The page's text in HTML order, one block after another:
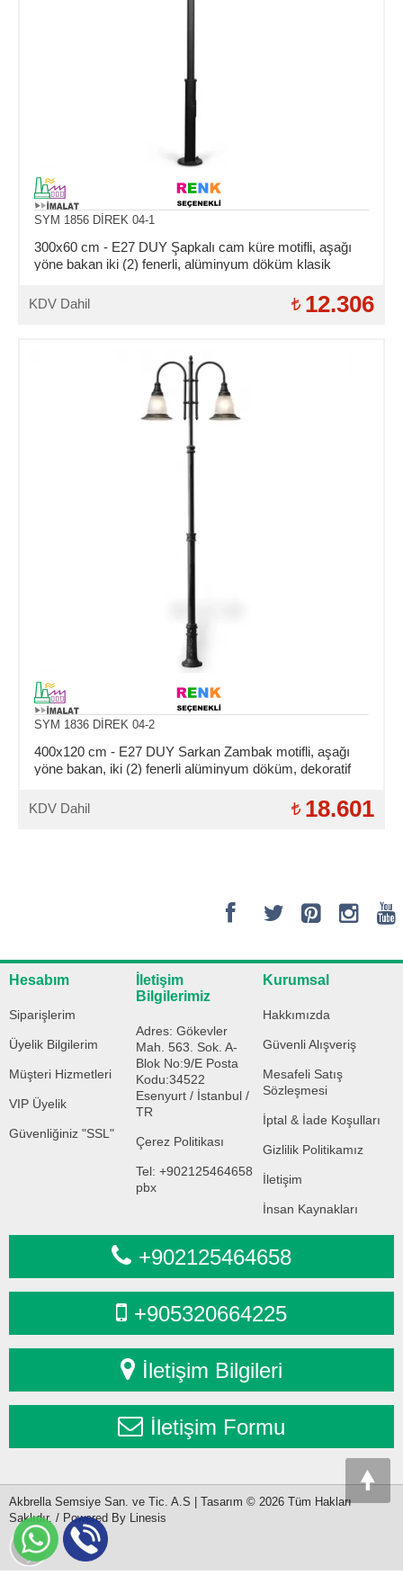
SYM 1856 DİREK 04-1
300x60 cm - E27 DUY Şapkalı cam küre motifli, aşağı
yöne bakan iki (2) fenerli, alüminyum döküm klasik
KDV Dahil
12.306
SYM 1836 DİREK 04-2
400x120 cm - E27 DUY Sarkan Zambak motifli, aşağı
yöne bakan, iki (2) fenerli alüminyum döküm, dekoratif
KDV Dahil
18.601
Hesabım
Siparişlerim
Üyelik Bilgilerim
Müşteri Hizmetleri
VIP Üyelik
Güvenliğiniz "SSL"
İletişim
Bilgilerimiz
Adres: Gökevler
Mah. 563. Sok. A-
Blok No:9/E Posta
Kodu:34522
Esenyurt / İstanbul /
TR
Çerez Politikası
Tel: +902125464658
pbx
Kurumsal
Hakkımızda
Güvenli Alışveriş
Mesafeli Satış
Sözleşmesi
İptal & İade Koşulları
Gizlilik Politikamız
İletişim
İnsan Kaynakları
+902125464658
+905320664225
İletişim Bilgileri
İletişim Formu
Akbrella Semsiye San. ve Tic. A.S | Tasarım © 2026 Tüm Hakları
Saklıdır. / Powered By Linesis